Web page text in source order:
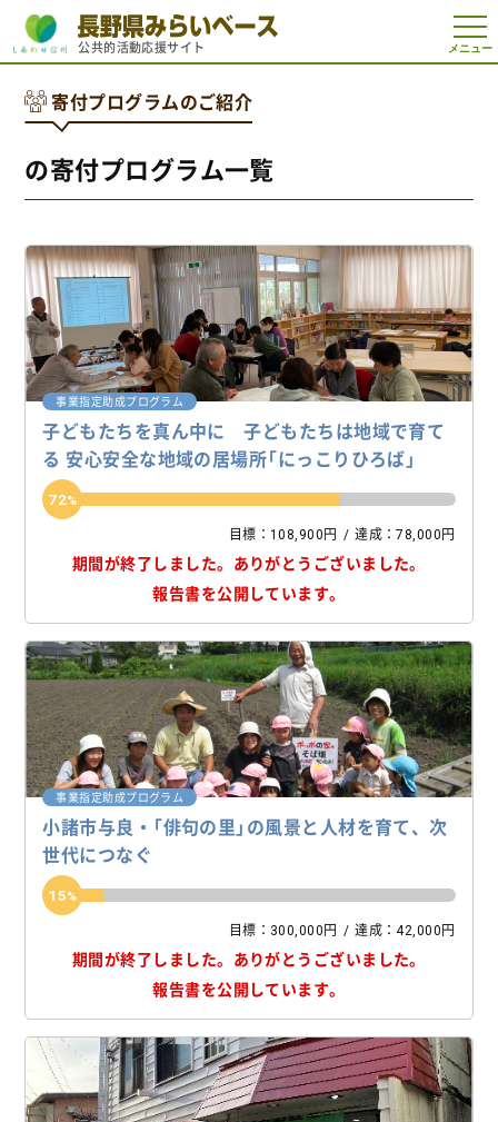
t
o
g
公共的活動応援サイト
寄付プログラムのご紹介
の寄付プログラム一覧
事業指定助成プログラム
子どもたちを真ん中に 子どもたちは地域で育て
る 安心安全な地域の居場所「にっこりひろば」
72
目標：108,900円 達成：78,000円
期間が終了しました。 ありがとうございました。
報告書を公開しています。
事業指定助成プログラム
小諸市与良・「俳句の里」の風景と人材を育て、次
世代につなぐ
15
目標：300,000円 達成：42,000円
期間が終了しました。 ありがとうございました。
報告書を公開しています。